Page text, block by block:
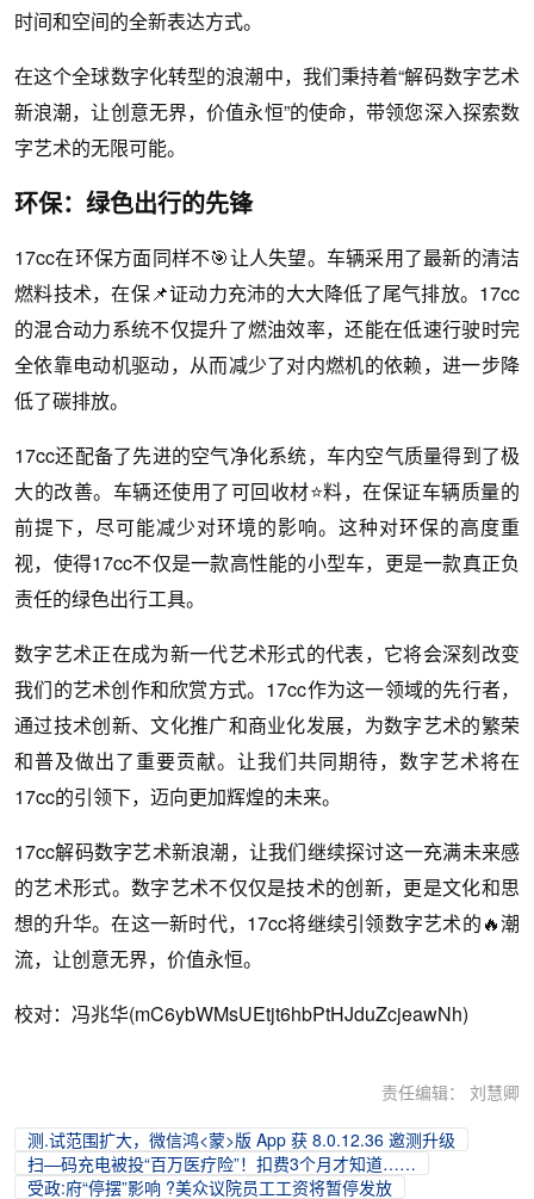
时间和空间的全新表达方式。
在这个全球数字化转型的浪潮中，我们秉持着“解码数字艺术
新浪潮，让创意无界，价值永恒”的使命，带领您深入探索数
字艺术的无限可能。
环保：绿色出行的先锋
17cc在环保方面同样不🎯让人失望。车辆采用了最新的清洁
燃料技术，在保📌证动力充沛的大大降低了尾气排放。17cc
的混合动力系统不仅提升了燃油效率，还能在低速行驶时完
全依靠电动机驱动，从而减少了对内燃机的依赖，进一步降
低了碳排放。
17cc还配备了先进的空气净化系统，车内空气质量得到了极
大的改善。车辆还使用了可回收材⭐料，在保证车辆质量的
前提下，尽可能减少对环境的影响。这种对环保的高度重
视，使得17cc不仅是一款高性能的小型车，更是一款真正负
责任的绿色出行工具。
数字艺术正在成为新一代艺术形式的代表，它将会深刻改变
我们的艺术创作和欣赏方式。17cc作为这一领域的先行者，
通过技术创新、文化推广和商业化发展，为数字艺术的繁荣
和普及做出了重要贡献。让我们共同期待，数字艺术将在
17cc的引领下，迈向更加辉煌的未来。
17cc解码数字艺术新浪潮，让我们继续探讨这一充满未来感
的艺术形式。数字艺术不仅仅是技术的创新，更是文化和思
想的升华。在这一新时代，17cc将继续引领数字艺术的🔥潮
流，让创意无界，价值永恒。
校对：冯兆华(mC6ybWMsUEtjt6hbPtHJduZcjeawNh)
责任编辑： 刘慧卿
测.试范围扩大，微信鸿<蒙>版 App 获 8.0.12.36 邀测升级
扫—码充电被投“百万医疗险”！扣费3个月才知道……
受政:府“停摆”影响 ?美众议院员工工资将暂停发放